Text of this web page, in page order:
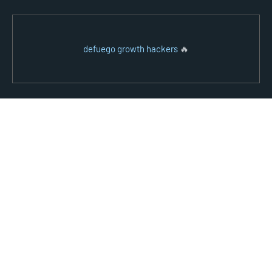
defuego growth hackers 🔥